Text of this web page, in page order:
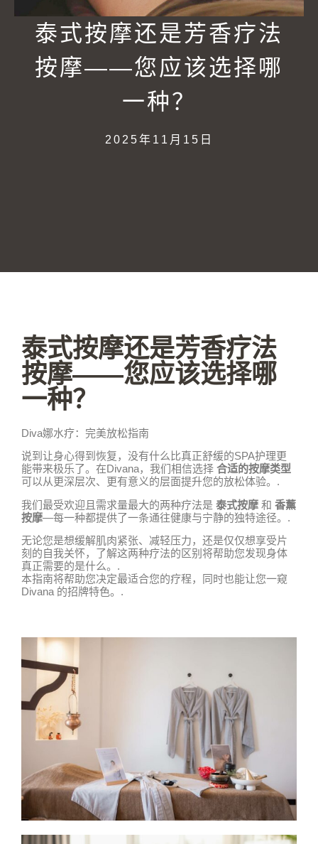
泰式按摩还是芳香疗法
按摩——您应该选择哪
一种？
2025年11月15日
泰式按摩还是芳香疗法
按摩——您应该选择哪
一种？
Diva娜水疗：完美放松指南
说到让身心得到恢复，没有什么比真正舒缓的SPA护理更
能带来极乐了。在Divana，我们相信选择 合适的按摩类型
可以从更深层次、更有意义的层面提升您的放松体验。.
我们最受欢迎且需求量最大的两种疗法是 泰式按摩 和 香薰
按摩—每一种都提供了一条通往健康与宁静的独特途径。.
无论您是想缓解肌肉紧张、减轻压力，还是仅仅想享受片
刻的自我关怀，了解这两种疗法的区别将帮助您发现身体
真正需要的是什么。.
本指南将帮助您决定最适合您的疗程，同时也能让您一窥
Divana 的招牌特色。.